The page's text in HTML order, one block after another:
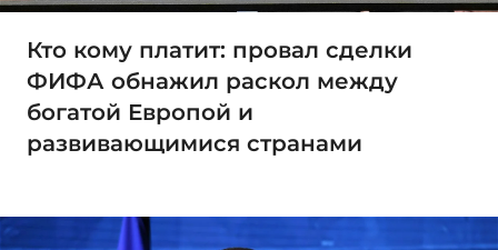
Кто кому платит: провал сделки
ФИФА обнажил раскол между
богатой Европой и
развивающимися странами